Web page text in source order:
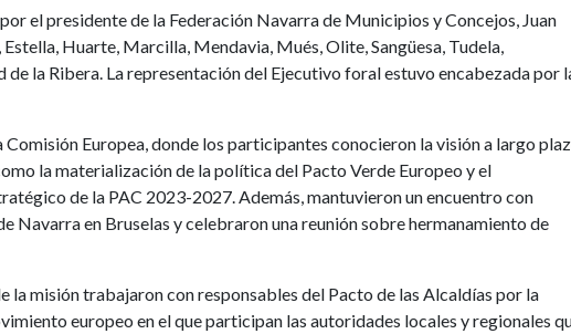
el presidente de la Federación Navarra de Municipios y Concejos, Juan
Huarte, Marcilla, Mendavia, Mués, Olite, Sangüesa, Tudela,
la Ribera. La representación del Ejecutivo foral estuvo encabezada por
Comisión Europea, donde los participantes conocieron la visión a largo
la materialización de la política del Pacto Verde Europeo y el
de la PAC 2023-2027. Además, mantuvieron un encuentro con
Navarra en Bruselas y celebraron una reunión sobre hermanamiento de
la misión trabajaron con responsables del Pacto de las Alcaldías por la
europeo en el que participan las autoridades locales y regionales